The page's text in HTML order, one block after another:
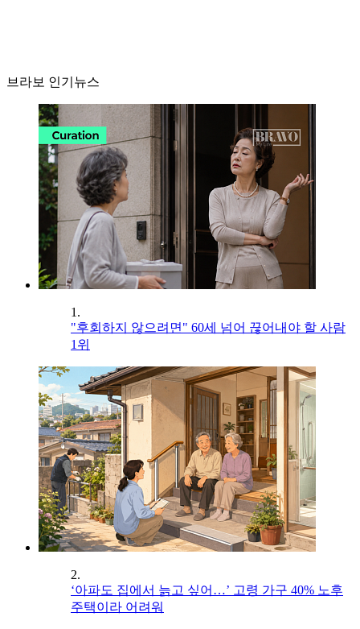
브라보 인기뉴스
1.
"후회하지 않으려면" 60세 넘어 끊어내야 할 사람
1위
2.
‘아파도 집에서 늙고 싶어…’ 고령 가구 40% 노후
주택이라 어려워